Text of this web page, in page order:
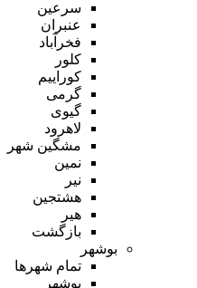
سرعین
عنبران
فخرآباد
کلور
کوراییم
گرمی
گیوی
لاهرود
مشگین شهر
نمین
نیر
هشتجین
هیر
بازگشت
بوشهر
تمام شهر‌ها
بوشهر